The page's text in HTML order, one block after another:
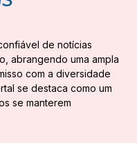
de notícias
abrangendo uma ampla
com a diversidade
se destaca como um
se manterem